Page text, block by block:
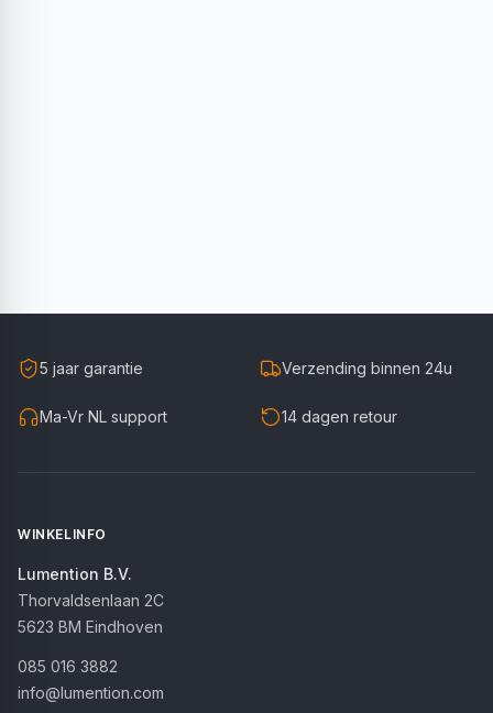
5 jaar garantie Verzending binnen 24u
Ma-Vr NL support 14 dagen retour
WINKELINFO
Lumention B.V.
Thorvaldsenlaan 2C
5623 BM Eindhoven
085 016 3882
info@lumention.com